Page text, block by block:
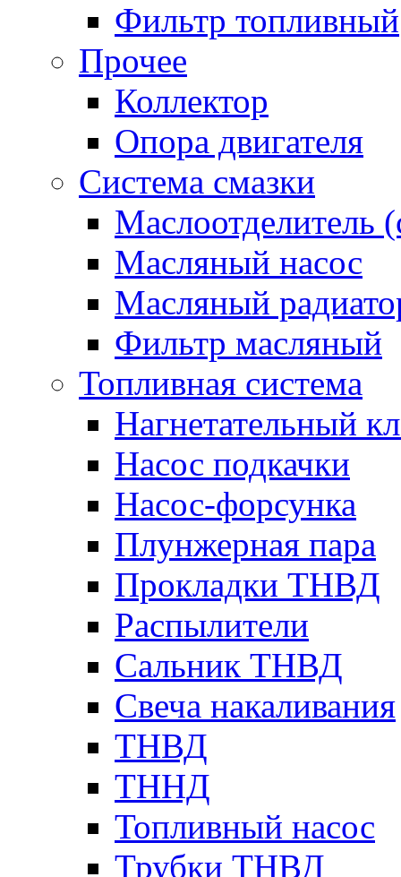
Фильтр топливный
Прочее
Коллектор
Опора двигателя
Система смазки
Маслоотделитель
Масляный насос
Масляный
Фильтр масляный
Топливная система
Нагнетательный
Насос подкачки
Насос-форсунка
Плунжерная пара
Прокладки ТНВД
Распылители
Сальник ТНВД
Свеча накаливания
ТНВД
ТННД
Топливный насос
Трубки ТНВД